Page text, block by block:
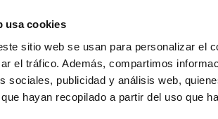
usa cookies
sitio web se usan para personalizar el
el tráfico. Además, compartimos
sociales, publicidad y análisis web,
hayan recopilado a partir del uso que
a nuestra
Newsletter